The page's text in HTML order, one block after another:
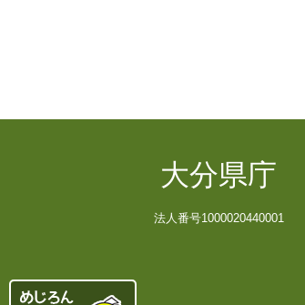
大分県庁
法人番号1000020440001